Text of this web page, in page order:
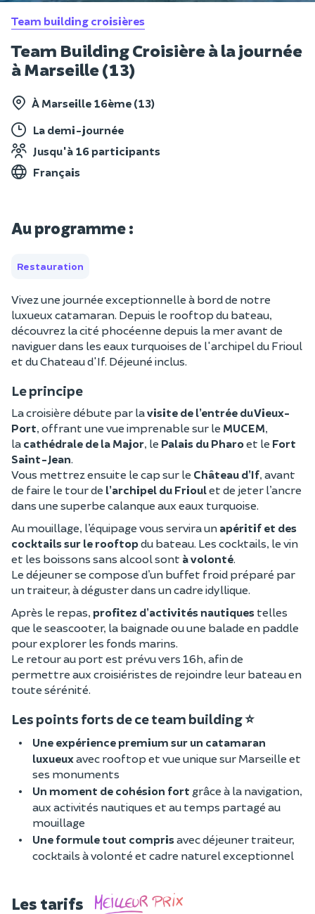
Team building croisières
Team Building Croisière à la journée
à Marseille (13)
À Marseille 16ème (13)
La demi-journée
Jusqu'à 16 participants
Français
Au programme :
Restauration
Vivez une journée exceptionnelle à bord de notre
luxueux catamaran. Depuis le rooftop du bateau,
découvrez la cité phocéenne depuis la mer avant de
naviguer dans les eaux turquoises de l'archipel du Frioul
et du Chateau d'If. Déjeuné inclus.
Le principe
La croisière débute par lavisite de l’entrée du Vieux-
Port, offrant une vue imprenable sur le MUCEM,
la cathédrale de la Major, le Palais du Pharoet le Fort
Saint-Jean.
Vous mettrez ensuite le cap sur le Château d’If, avant
de faire le tour de l’archipel du Frioulet de jeter l’ancre
dans une superbe calanque aux eaux turquoise.
Au mouillage, l’équipage vous servira un apéritif et des
cocktails sur le rooftopdu bateau. Les cocktails, le vin
et les boissons sans alcool sont à volonté.
Le déjeuner se compose d’un buffet froid préparé par
un traiteur, à déguster dans un cadre idyllique.
Après le repas, profitez d’activités nautiques telles
que le seascooter, la baignade ou une balade en paddle
pour explorer les fonds marins.
Le retour au port est prévu vers 16h, afin de
permettre aux croisiéristes de rejoindre leur bateau en
toute sérénité.
Les points forts de ce team building ⭐
Une expérience premium sur un catamaran
luxueuxavec rooftop et vue unique sur Marseille et
ses monuments
Un moment de cohésion fort grâce à la navigation,
aux activités nautiques et au temps partagé au
mouillage
Une formule tout comprisavec déjeuner traiteur,
cocktails à volonté et cadre naturel exceptionnel
Les tarifs